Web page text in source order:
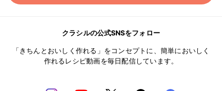
クラシルの公式SNSをフォロー
「きちんとおいしく作れる」をコンセプトに、簡単においしく
作れるレシピ動画を毎日配信しています。